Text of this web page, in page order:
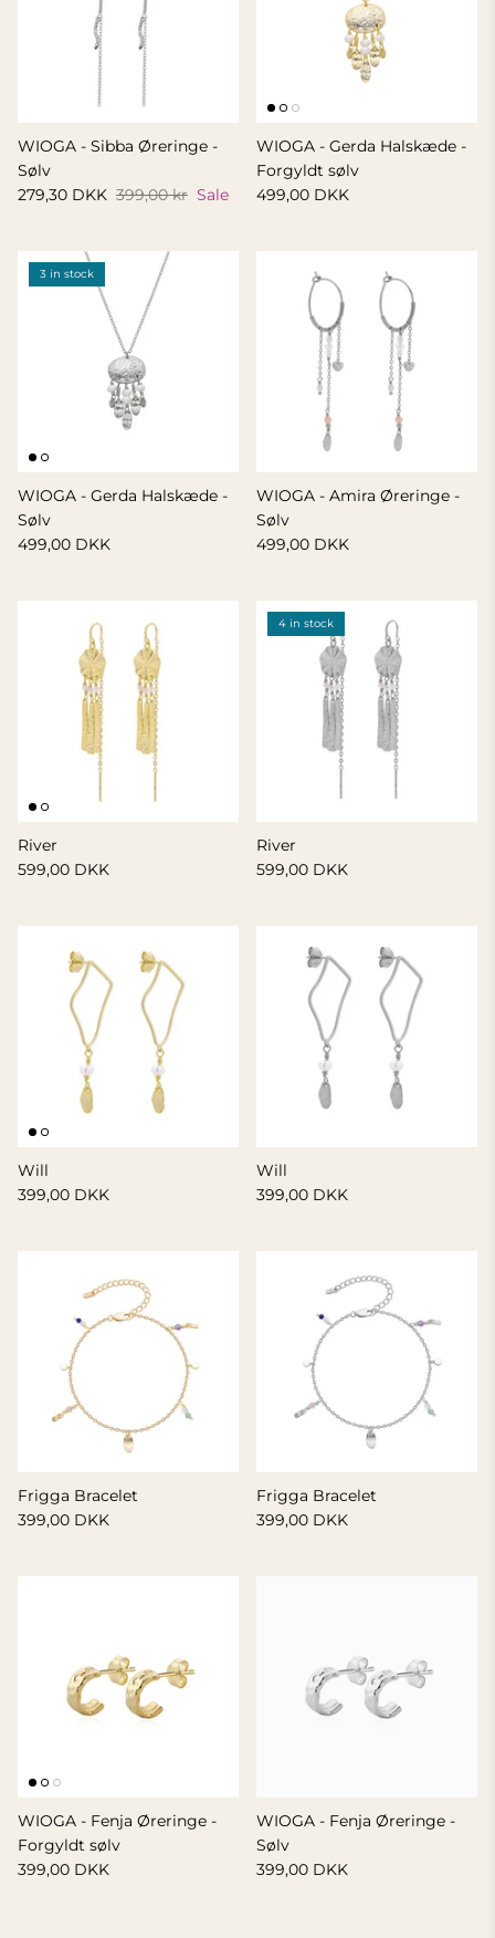
WIOGA - Sibba Øreringe -
Sølv
279,30 DKK 399,00 kr Sale
WIOGA - Gerda Halskæde -
Forgyldt sølv
499,00 DKK
3 in stock
WIOGA - Gerda Halskæde -
Sølv
499,00 DKK
WIOGA - Amira Øreringe -
Sølv
499,00 DKK
River
599,00 DKK
4 in stock
River
599,00 DKK
Will
399,00 DKK
Will
399,00 DKK
Frigga Bracelet
399,00 DKK
Frigga Bracelet
399,00 DKK
WIOGA - Fenja Øreringe -
Forgyldt sølv
399,00 DKK
WIOGA - Fenja Øreringe -
Sølv
399,00 DKK